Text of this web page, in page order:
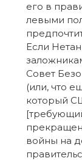
его в
левыми
Если
Совет
(или, что
который
войны на